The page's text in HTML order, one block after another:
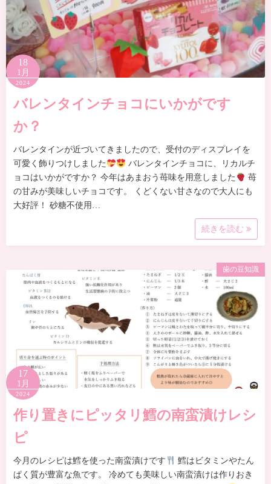
18
1月
2024
バレンタインチョコにいかがです
か？
バレンタインが近づいてきましたので、受付のディスプレイを
可愛く飾りつけしました
バレンタインチョコに、リカルチ
ョコはいかがですか？ 今年はあまおう苺味を用意しました
苺
の甘みが美味しいチョコです。 くどくない甘さなので大人にも
大好評！ 砂糖不使用…
続きを読む
歯の豆知識
17
1月
2024
作り置きにピッタリ鱈の南蛮漬けレシ
ピ
今月のレシピは鱈を使った南蛮漬けです
鱈はビタミンやたん
ぱく質が豊富な魚です。 冷めても美味しい南蛮漬けは作りおき